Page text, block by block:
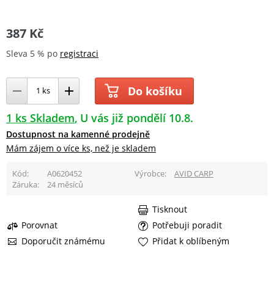
387 Kč
Sleva 5 % po registraci
Do košíku
1 ks Skladem U vás již pondělí 10.8.
Dostupnost na kamenné prodejně
Mám zájem o více ks, než je skladem
Kód A0620452 Výrobce
AVID CARP
Záruka
24 měsíců
Porovnat
Potřebuji poradit
Doporučit známému
Tisknout
Přidat k oblíbeným